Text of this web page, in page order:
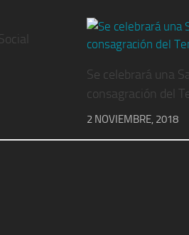
Se celebrará una
consagración del
2 NOVIEMBRE, 2018